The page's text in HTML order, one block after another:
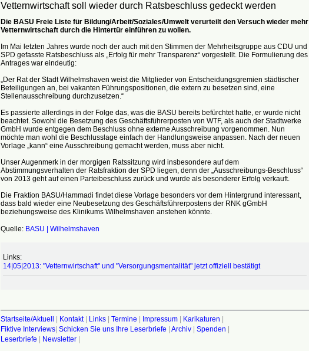
Vetternwirtschaft soll wieder durch Ratsbeschluss gedeckt werden
Die BASU Freie Liste für Bildung/Arbeit/Soziales/Umwelt verurteilt den Versuch wieder mehr
Vetternwirtschaft durch die Hintertür einführen zu wollen.
Im Mai letzten Jahres wurde noch der auch mit den Stimmen der Mehrheitsgruppe aus CDU und
SPD gefasste Ratsbeschluss als „Erfolg für mehr Transparenz“ vorgestellt. Die Formulierung des
Antrages war eindeutig:
„Der Rat der Stadt Wilhelmshaven weist die Mitglieder von Entscheidungsgremien städtischer
Beteiligungen an, bei vakanten Führungspositionen, die extern zu besetzen sind, eine
Stellenausschreibung durchzusetzen.“
Es passierte allerdings in der Folge das, was die BASU bereits befürchtet hatte, er wurde nicht
beachtet. Sowohl die Besetzung des Geschäftsführerposten von WTF, als auch der Stadtwerke
GmbH wurde entgegen dem Beschluss ohne externe Ausschreibung vorgenommen. Nun
möchte man wohl die Beschlusslage einfach der Handlungsweise anpassen. Nach der neuen
Vorlage „kann“ eine Ausschreibung gemacht werden, muss aber nicht.
Unser Augenmerk in der morgigen Ratssitzung wird insbesondere auf dem
Abstimmungsverhalten der Ratsfraktion der SPD liegen, denn der „Ausschreibungs-Beschluss“
von 2013 geht auf einen Parteibeschluss zurück und wurde als besonderer Erfolg verkauft.
Die Fraktion BASU/Hammadi findet diese Vorlage besonders vor dem Hintergrund interessant,
dass bald wieder eine Neubesetzung des Geschäftsführerpostens der RNK gGmbH
beziehungsweise des Klinikums Wilhelmshaven anstehen könnte.
Quelle: BASU | Wilhelmshaven
Links:
14|05|2013: "Vetternwirtschaft" und "Versorgungsmentalität" jetzt offiziell bestätigt
Startseite/Aktuell | Kontakt| Links| Termine | Impressum| Karikaturen |
Fiktive Interviews| Schicken Sie uns Ihre Leserbriefe | Archiv| Spenden |
Leserbriefe | Newsletter|